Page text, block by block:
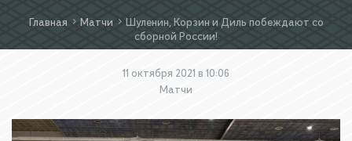
МАГАЗИН
Главная Матчи
Шуленин, Корзин и Диль побеждают со
сборной России!
11 октября 2021 в 10:06
Матчи